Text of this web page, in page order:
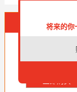
1年VIP会员
（总计￥228元
将来的你